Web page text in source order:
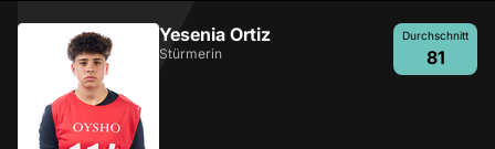
Yesenia Ortiz
Stürmerin
Durchschnitt
81